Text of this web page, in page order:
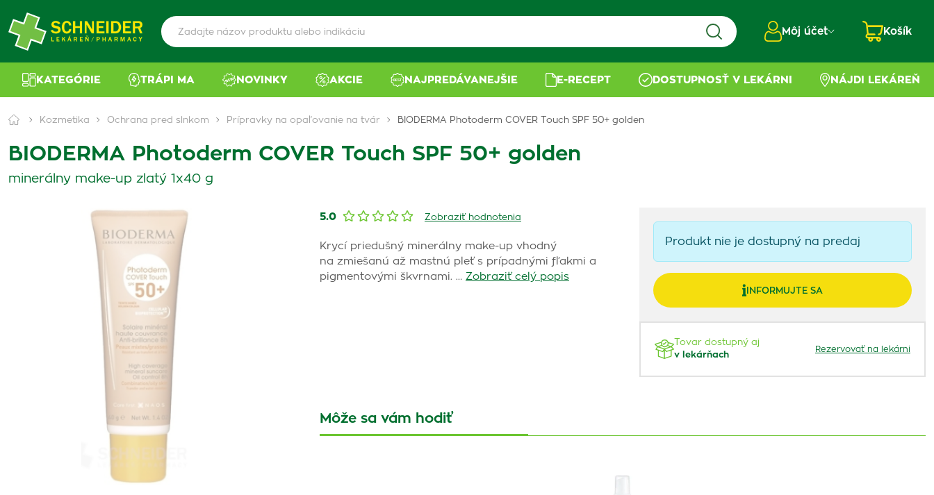
Môj účet Košík
KATEGÓRIE TRÁPI MA NOVINKY AKCIE NAJPREDÁVANEJŠIE E-RECEPT DOSTUPNOSŤ V LEKÁRNI NÁJDI LEKÁREŇ
Kozmetika Ochrana pred slnkom Prípravky na opaľovanie na tvár BIODERMA Photoderm COVER Touch SPF 50+ golden
BIODERMA Photoderm COVER Touch SPF 50+ golden
minerálny make-up zlatý 1x40 g
5.0 Zobraziť hodnotenia
Krycí priedušný minerálny make-up vhodný
na zmiešanú až mastnú pleť s prípadnými fľakmi a
pigmentovými škvrnami. … Zobraziť celý popis
Produkt nie je dostupný na predaj
INFORMUJTE SA
Tovar dostupný aj
v lekárňach
Rezervovať na lekárni
Môže sa vám hodiť